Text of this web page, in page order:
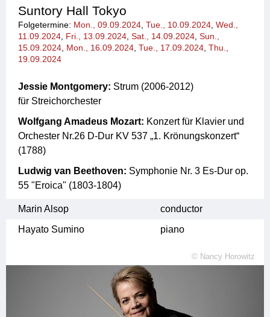
add to Outlook
Suntory Hall Tokyo
Folgetermine: Mon., 09.09.2024 Tue., 10.09.2024 Wed.,
11.09.2024 Fri., 13.09.2024 Sat., 14.09.2024 Sun.,
15.09.2024 Mon., 16.09.2024 Tue., 17.09.2024 Thu.,
19.09.2024
Jessie Montgomery: Strum (2006-2012)
für Streichorchester
Wolfgang Amadeus Mozart: Konzert für Klavier und
Orchester Nr.26 D-Dur KV 537 „1. Krönungskonzert“
(1788)
Ludwig van Beethoven: Symphonie Nr. 3 Es-Dur op.
55 "Eroica" (1803-1804)
Marin Alsop
conductor
Hayato Sumino
piano
© Nancy Horowitz